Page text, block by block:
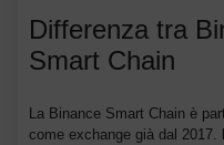
Differenza tra
Smart Chain
La Binance Smart Chain è
come exchange già dal 2017.